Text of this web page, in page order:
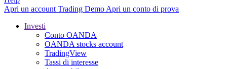
Apri un account Trading Demo Apri un conto di prova
Investi
Conto OANDA
OANDA stocks account
TradingView
Tassi di interesse